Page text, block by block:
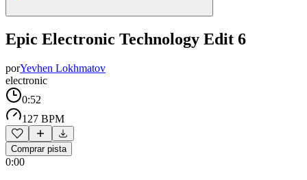
Epic Electronic Technology Edit 6
porYevhen Lokhmatov
electronic
0:52
127 BPM
Comprar pista
0:00